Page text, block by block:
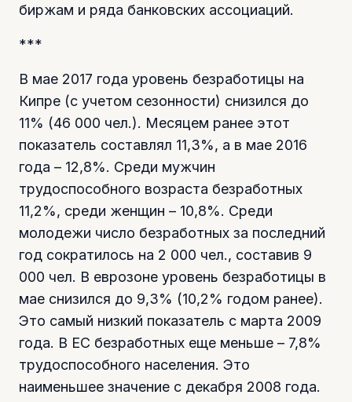
биржам и ряда банковских ассоциаций.
***
В мае 2017 года уровень безработицы на
Кипре (с учетом сезонности) снизился до
11% (46 000 чел.). Месяцем ранее этот
показатель составлял 11,3%, а в мае 2016
года – 12,8%. Среди мужчин
трудоспособного возраста безработных
11,2%, среди женщин – 10,8%. Среди
молодежи число безработных за последний
год сократилось на 2 000 чел., составив 9
000 чел. В еврозоне уровень безработицы в
мае снизился до 9,3% (10,2% годом ранее).
Это самый низкий показатель с марта 2009
года. В ЕС безработных еще меньше – 7,8%
трудоспособного населения. Это
наименьшее значение с декабря 2008 года.